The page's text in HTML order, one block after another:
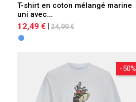
T-shirt en coton mélangé marine
uni avec...
12,49 € | 24,99 €
-50%